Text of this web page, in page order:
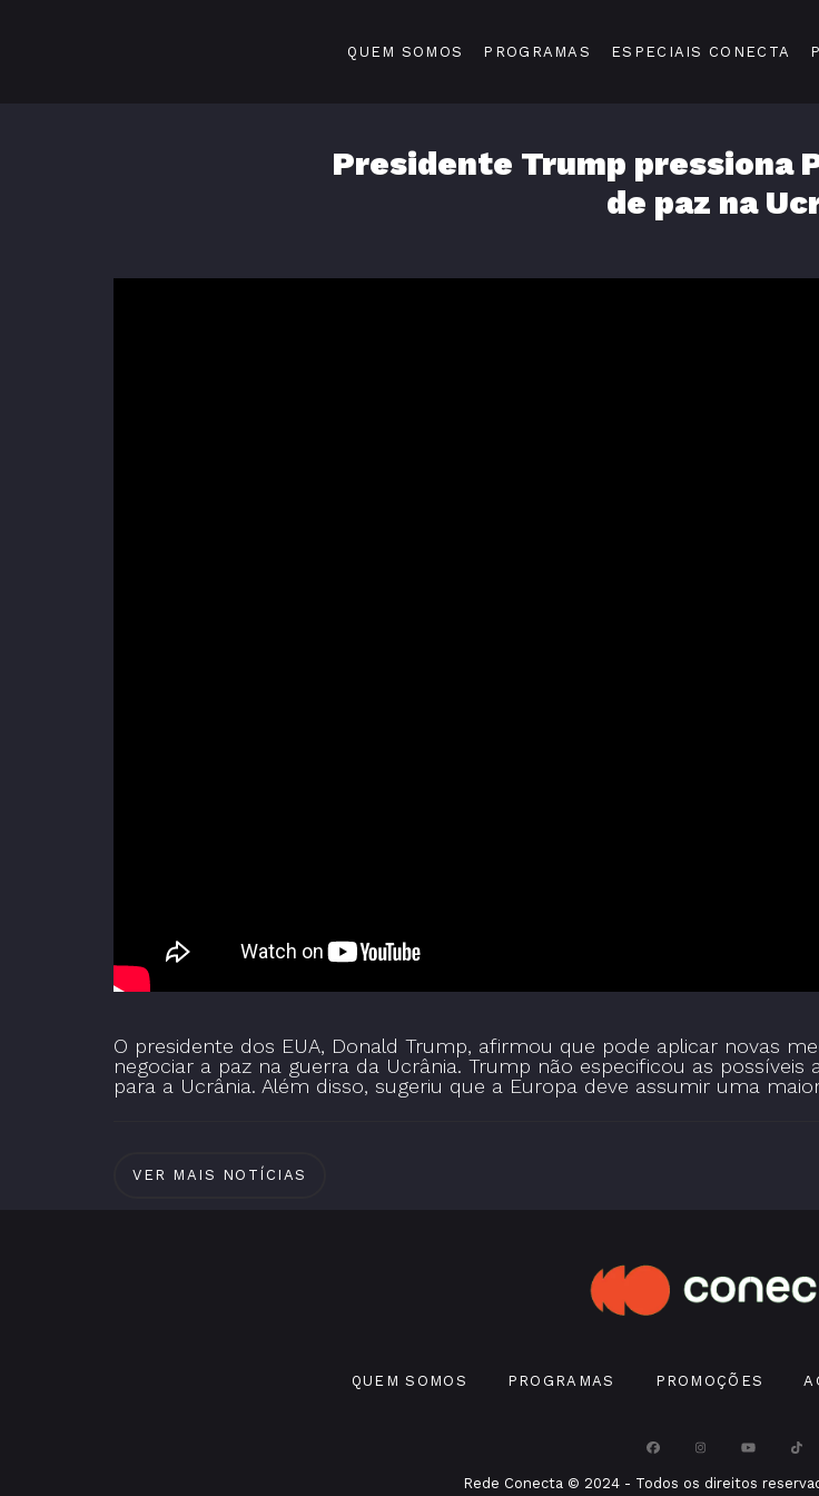
QUEM SOMOS PROGRAMAS ESPECIAIS CONECTA
Presidente Trump pressiona
de paz na
O presidente dos EUA, Donald Trump, afirmou que pode aplicar novas
negociar a paz na guerra da Ucrânia. Trump não especificou as
para a Ucrânia. Além disso, sugeriu que a Europa deve assumir uma
VER MAIS NOTÍCIAS
QUEM SOMOS PROGRAMAS PROMOÇÕES
Rede Conecta © 2024 - Todos os direitos